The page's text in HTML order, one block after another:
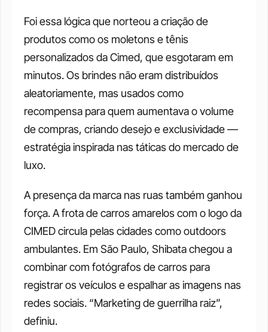
Foi essa lógica que norteou a criação de
produtos como os moletons e tênis
personalizados da Cimed, que esgotaram em
minutos. Os brindes não eram distribuídos
aleatoriamente, mas usados como
recompensa para quem aumentava o volume
de compras, criando desejo e exclusividade —
estratégia inspirada nas táticas do mercado de
luxo.
A presença da marca nas ruas também ganhou
força. A frota de carros amarelos com o logo da
CIMED circula pelas cidades como outdoors
ambulantes. Em São Paulo, Shibata chegou a
combinar com fotógrafos de carros para
registrar os veículos e espalhar as imagens nas
redes sociais. “Marketing de guerrilha raiz”,
definiu.